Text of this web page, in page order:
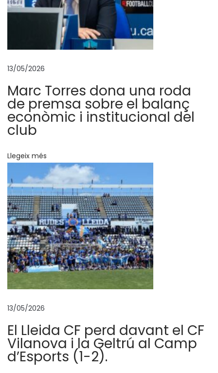
e
u
S
g
r
e
e
s
a
r
r
e
g
u
e
n
e
s
p
13/05/2026
Marc Torres dona una roda
de premsa sobre el balanç
econòmic i institucional del
club
Llegeix més
13/05/2026
El Lleida CF perd davant el CF
Vilanova i la Geltrú al Camp
d’Esports (1-2).